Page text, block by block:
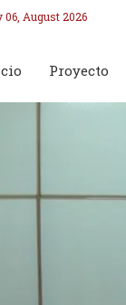
06, August 2026
Proyecto